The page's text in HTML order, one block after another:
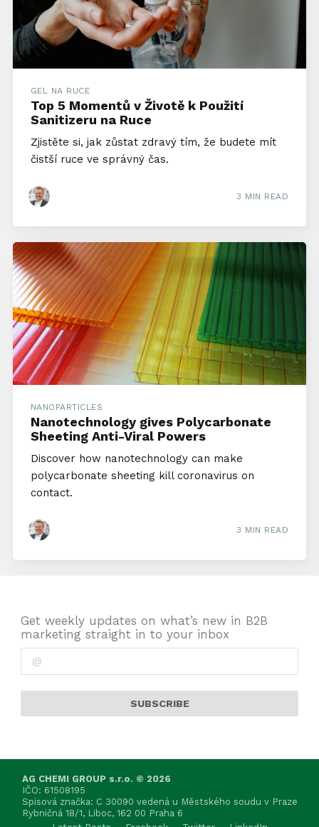
GEL NA RUCE
Top 5 Momentů v Životě k Použití
Sanitizeru na Ruce
Zjistěte si, jak zůstat zdravý tím, že budete mít
čistší ruce ve správný čas.
3 MIN READ
NANOPARTICLES
Nanotechnology gives Polycarbonate
Sheeting Anti-Viral Powers
Discover how nanotechnology can make
polycarbonate sheeting kill coronavirus on
contact.
3 MIN READ
Get weekly updates on what’s new in B2B
marketing straight in to your inbox
SUBSCRIBE
AG CHEMI GROUP s.r.o. © 2026
IČO: 61508195
Spisová značka: C 30090 vedená u Městského soudu v Praze
Rybničná 18/1, Liboc, 162 00 Praha 6